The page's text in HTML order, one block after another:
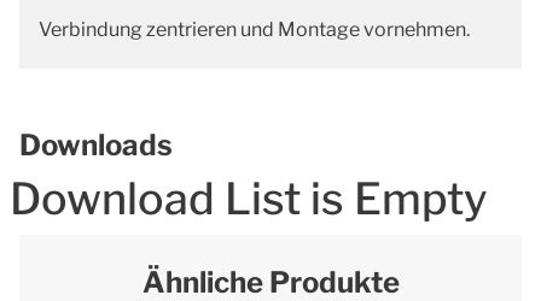
Verbindung zentrieren und Montage vornehmen.
Downloads
Download List is Empty
Ähnliche Produkte